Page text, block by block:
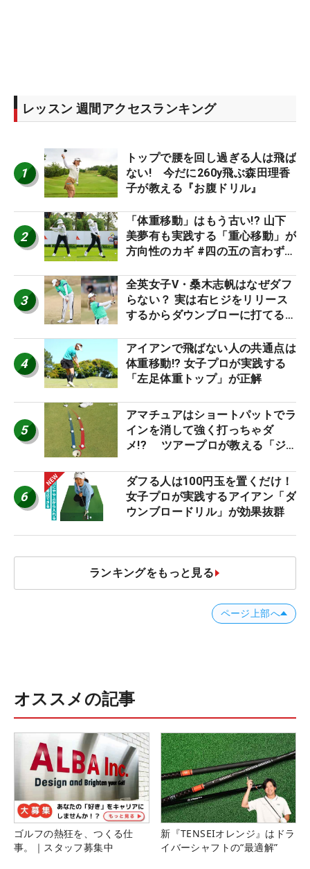
レッスン 週間アクセスランキング
1
トップで腰を回し過ぎる人は飛ば
ない! 今だに260y飛ぶ森田理香
子が教える『お腹ドリル』
2
「体重移動」はもう古い!? 山下
美夢有も実践する「重心移動」が
方向性のカギ #四の五の言わず振
3
全英女子V・桑木志帆はなぜダフ
らない？ 実は右ヒジをリリース
するからダウンブローに打てる #
4
アイアンで飛ばない人の共通点は
体重移動!? 女子プロが実践する
「左足体重トップ」が正解
5
アマチュアはショートパットでラ
インを消して強く打っちゃダ
メ!? ツアープロが教える「ジ
減するワケ
6
ダフる人は100円玉を置くだけ！
女子プロが実践するアイアン「ダ
ウンブロードリル」が効果抜群
ランキングをもっと見る
ページ上部へ
オススメの記事
ゴルフの熱狂を、つくる仕
事。｜スタッフ募集中
新『TENSEIオレンジ』はドラ
イバーシャフトの“最適解”